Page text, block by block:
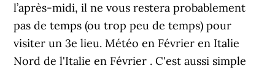
l’après-midi, il ne vous restera probablement
pas de temps (ou trop peu de temps) pour
visiter un 3e lieu. Météo en Février en Italie
Nord de l'Italie en Février . C'est aussi simple